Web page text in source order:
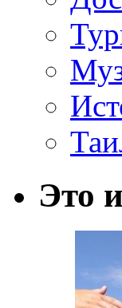
Это